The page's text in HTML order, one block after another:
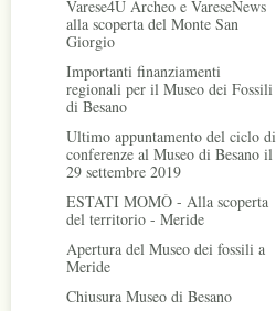
Varese4U Archeo e VareseNews
alla scoperta del Monte San
Giorgio
Importanti finanziamenti
regionali per il Museo dei Fossili
di Besano
Ultimo appuntamento del ciclo di
conferenze al Museo di Besano il
29 settembre 2019
ESTATI MOMÒ - Alla scoperta
del territorio - Meride
Apertura del Museo dei fossili a
Meride
Chiusura Museo di Besano